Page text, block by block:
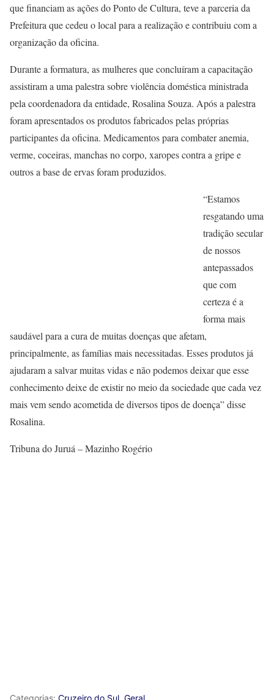
que financiam as ações do Ponto de Cultura, teve a parceria da
Prefeitura que cedeu o local para a realização e contribuiu com a
organização da oficina.
Durante a formatura, as mulheres que concluíram a capacitação
assistiram a uma palestra sobre violência doméstica ministrada
pela coordenadora da entidade, Rosalina Souza. Após a palestra
foram apresentados os produtos fabricados pelas próprias
participantes da oficina. Medicamentos para combater anemia,
verme, coceiras, manchas no corpo, xaropes contra a gripe e
outros a base de ervas foram produzidos.
“Estamos
resgatando uma
tradição secular
de nossos
antepassados
que com
certeza é a
forma mais
saudável para a cura de muitas doenças que afetam,
principalmente, as famílias mais necessitadas. Esses produtos já
ajudaram a salvar muitas vidas e não podemos deixar que esse
conhecimento deixe de existir no meio da sociedade que cada vez
mais vem sendo acometida de diversos tipos de doença” disse
Rosalina.
Tribuna do Juruá – Mazinho Rogério